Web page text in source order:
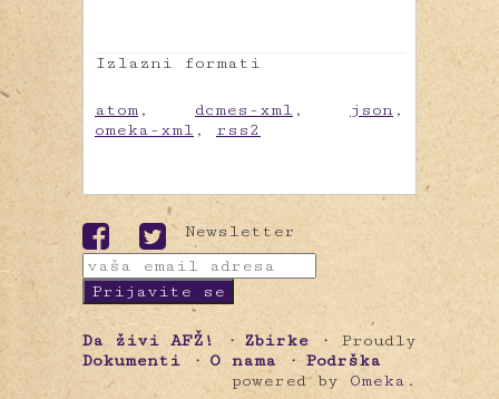
Izlazni formati
atom , dcmes-xml , json ,
omeka-xml , rss2
Newsletter
Da živi AFŽ!
Zbirke
Dokumenti
O nama Podrška
Proudly
powered by Omeka .